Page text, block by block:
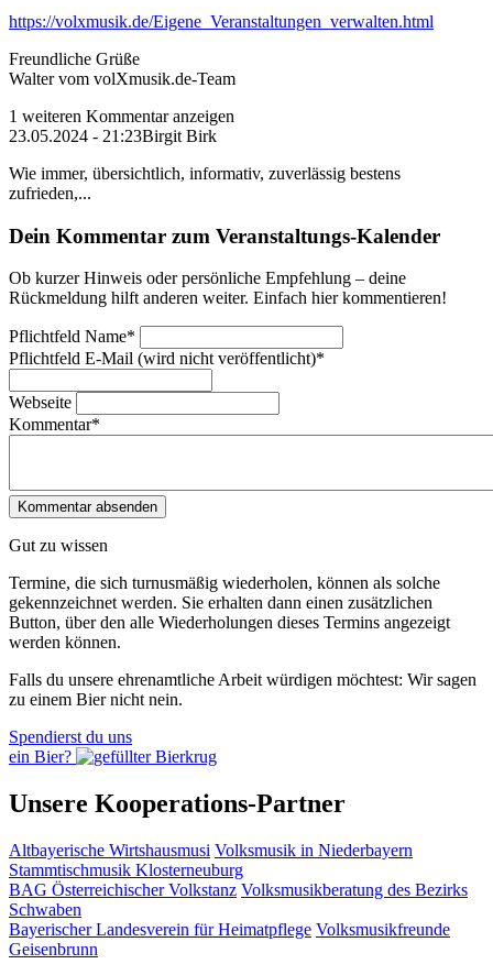
https://volxmusik.de/Eigene_Veranstaltungen_verwalten.html
Freundliche Grüße
Walter vom volXmusik.de-Team
1 weiteren Kommentar anzeigen
23.05.2024 - 21:23Birgit Birk
Wie immer, übersichtlich, informativ, zuverlässig bestens
zufrieden,...
Dein Kommentar zum Veranstaltungs-Kalender
Ob kurzer Hinweis oder persönliche Empfehlung – deine
Rückmeldung hilft anderen weiter. Einfach hier kommentieren!
Pflichtfeld Name*
Pflichtfeld E-Mail (wird nicht veröffentlicht)*
Webseite
Kommentar*
Gut zu wissen
Termine, die sich turnusmäßig wiederholen, können als solche
gekennzeichnet werden. Sie erhalten dann einen zusätzlichen
Button, über den alle Wiederholungen dieses Termins angezeigt
werden können.
Falls du unsere ehrenamtliche Arbeit würdigen möchtest: Wir sagen
zu einem Bier nicht nein.
Spendierst du uns
ein Bier?
Unsere Kooperations-Partner
Altbayerische Wirtshausmusi Volksmusik in Niederbayern
Stammtischmusik Klosterneuburg
BAG Österreichischer Volkstanz Volksmusikberatung des Bezirks
Schwaben
Bayerischer Landesverein für Heimatpflege Volksmusikfreunde
Geisenbrunn